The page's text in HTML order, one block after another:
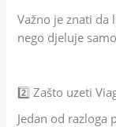
Važno je znati da
nego djeluje
2️⃣ Zašto uzeti
Jedan od